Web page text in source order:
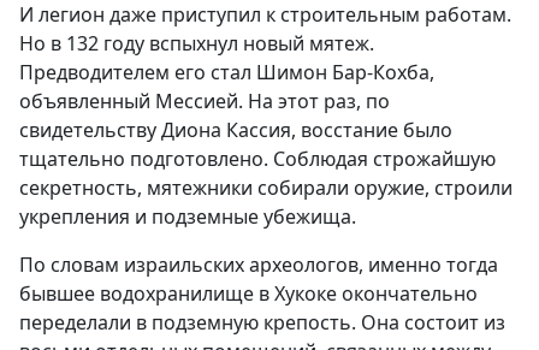
И легион даже приступил к строительным работам.
Но в 132 году вспыхнул новый мятеж.
Предводителем его стал Шимон Бар-Кохба,
объявленный Мессией. На этот раз, по
свидетельству Диона Кассия, восстание было
тщательно подготовлено. Соблюдая строжайшую
секретность, мятежники собирали оружие, строили
укрепления и подземные убежища.
По словам израильских археологов, именно тогда
бывшее водохранилище в Хукоке окончательно
переделали в подземную крепость. Она состоит из